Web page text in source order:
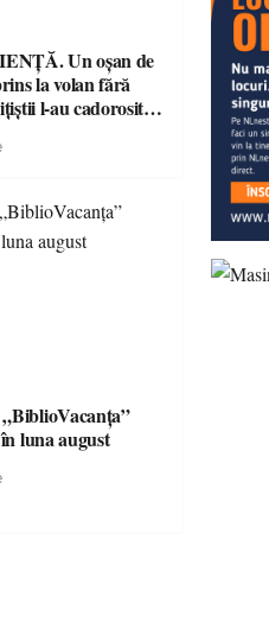
Un oșan de
la volan fără
l-au cadorosit
luna august